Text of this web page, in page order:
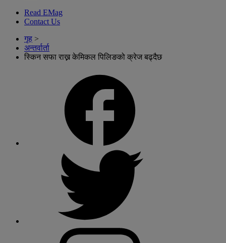
Read EMag
Contact Us
गृह >
अन्तर्वार्ता
स्किन सफा राख्न केमिकल पिलिङको क्रेज बढ्दैछ